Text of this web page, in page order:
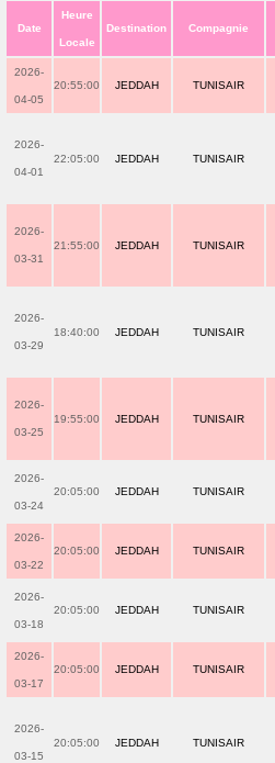
Date
Heure
Locale
Destination Compagnie
2026-
04-05
20:55:00 JEDDAH TUNISAIR
2026-
04-01
22:05:00 JEDDAH TUNISAIR
2026-
03-31
21:55:00 JEDDAH TUNISAIR
2026-
03-29
18:40:00 JEDDAH TUNISAIR
2026-
03-25
19:55:00 JEDDAH TUNISAIR
2026-
03-24
20:05:00 JEDDAH TUNISAIR
2026-
03-22
20:05:00 JEDDAH TUNISAIR
2026-
03-18
20:05:00 JEDDAH TUNISAIR
2026-
03-17
20:05:00 JEDDAH TUNISAIR
2026-
03-15
20:05:00 JEDDAH TUNISAIR